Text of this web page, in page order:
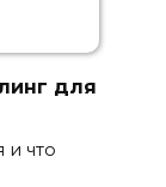
для
и что